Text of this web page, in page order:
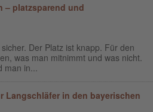
– platzsparend und
Der Platz ist knapp. Für den
was man mitnimmt und was nicht.
man in...
Langschläfer in den bayerischen